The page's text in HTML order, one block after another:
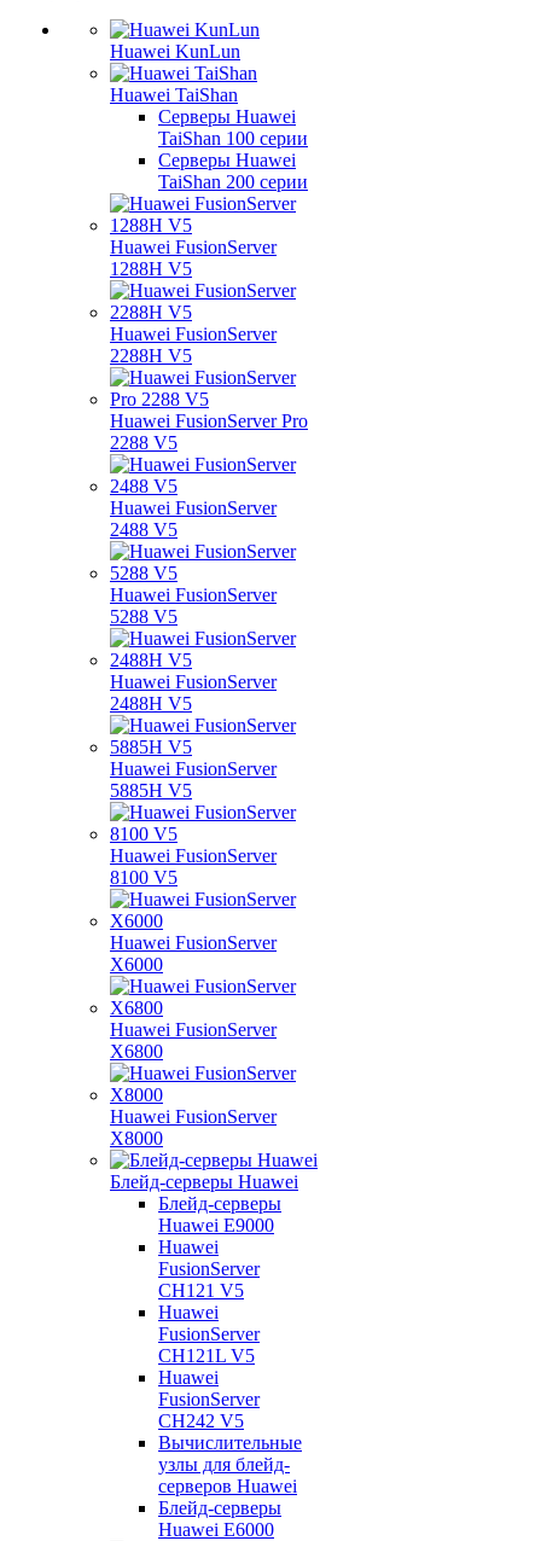
Huawei KunLun
Huawei TaiShan
Серверы Huawei
TaiShan 100 серии
Серверы Huawei
TaiShan 200 серии
Huawei FusionServer
1288H V5
Huawei FusionServer
2288H V5
Huawei FusionServer Pro
2288 V5
Huawei FusionServer
2488 V5
Huawei FusionServer
5288 V5
Huawei FusionServer
2488H V5
Huawei FusionServer
5885H V5
Huawei FusionServer
8100 V5
Huawei FusionServer
X6000
Huawei FusionServer
X6800
Huawei FusionServer
X8000
Блейд-серверы Huawei
Блейд-серверы
Huawei E9000
Huawei
FusionServer
CH121 V5
Huawei
FusionServer
CH121L V5
Huawei
FusionServer
CH242 V5
Вычислительные
узлы для блейд-
серверов Huawei
Блейд-серверы
Huawei E6000